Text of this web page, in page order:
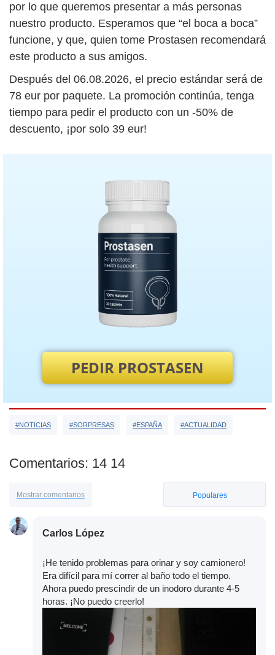
por lo que queremos presentar a más personas
nuestro producto. Esperamos que “el boca a boca”
funcione, y que, quien tome Prostasen recomendará
este producto a sus amigos.
Después del 06.08.2026, el precio estándar será de
78 eur por paquete. La promoción continúa, tenga
tiempo para pedir el producto con un -50% de
descuento, ¡por solo 39 eur!
PEDIR PROSTASEN
#NOTICIAS #SORPRESAS #ESPAÑA #ACTUALIDAD
Comentarios: 14 14
Mostrar comentarios Populares
Carlos López
¡He tenido problemas para orinar y soy camionero!
Era difícil para mí correr al baño todo el tiempo.
Ahora puedo prescindir de un inodoro durante 4-5
horas. ¡No puedo creerlo!